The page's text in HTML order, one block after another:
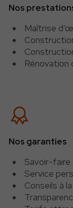
Nos
Maîtrise
Rénovation
Nos garanties
Savoir-faire
Service
Conseils à